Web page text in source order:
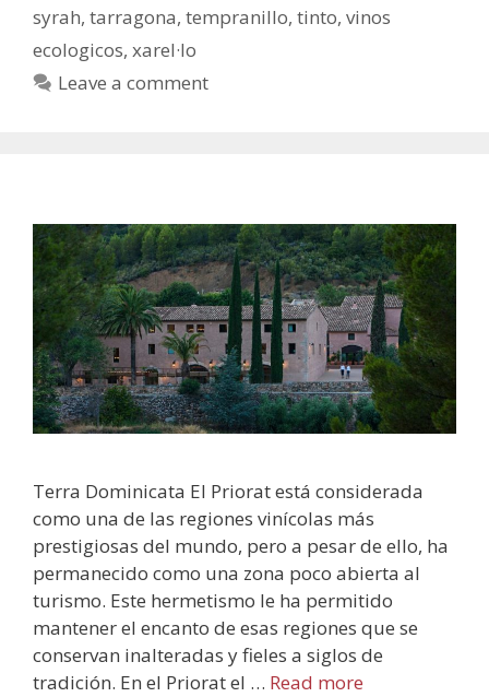
syrah, tarragona, tempranillo, tinto, vinos
ecologicos, xarel·lo
Leave a comment
Terra Dominicata El Priorat está considerada
como una de las regiones vinícolas más
prestigiosas del mundo, pero a pesar de ello, ha
permanecido como una zona poco abierta al
turismo. Este hermetismo le ha permitido
mantener el encanto de esas regiones que se
conservan inalteradas y fieles a siglos de
tradición. En el Priorat el … Read more